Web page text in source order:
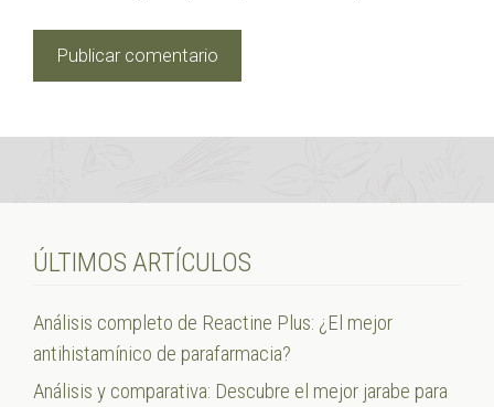
ÚLTIMOS ARTÍCULOS
Análisis completo de Reactine Plus: ¿El mejor
antihistamínico de parafarmacia?
Análisis y comparativa: Descubre el mejor jarabe para